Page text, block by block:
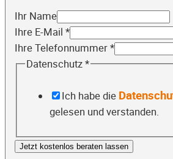
Ihr Name
Ihre E-Mail *
Ihre Telefonnummer*
Datenschutz*
Ich habe die
gelesen und verstanden.
Jetzt kostenlos beraten lassen